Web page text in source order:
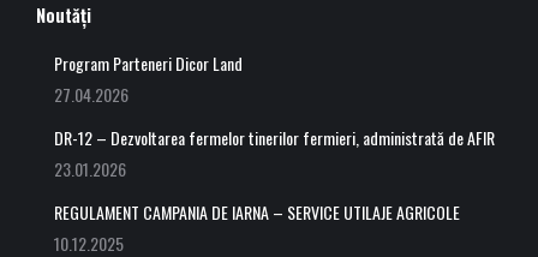
Noutăți
Program Parteneri Dicor Land
27.04.2026
DR-12 – Dezvoltarea fermelor tinerilor fermieri, administrată de AFIR
23.01.2026
REGULAMENT CAMPANIA DE IARNA – SERVICE UTILAJE AGRICOLE
10.12.2025